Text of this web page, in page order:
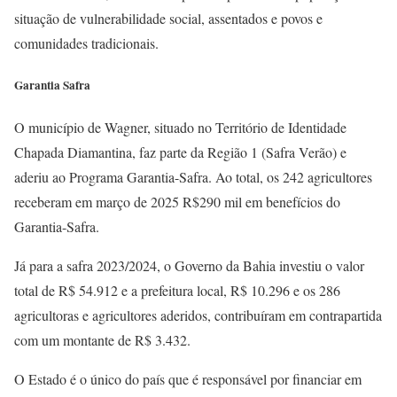
situação de vulnerabilidade social, assentados e povos e
comunidades tradicionais.
Garantia Safra
O município de Wagner, situado no Território de Identidade
Chapada Diamantina, faz parte da Região 1 (Safra Verão) e
aderiu ao Programa Garantia-Safra. Ao total, os 242 agricultores
receberam em março de 2025 R$290 mil em benefícios do
Garantia-Safra.
Já para a safra 2023/2024, o Governo da Bahia investiu o valor
total de R$ 54.912 e a prefeitura local, R$ 10.296 e os 286
agricultoras e agricultores aderidos, contribuíram em contrapartida
com um montante de R$ 3.432.
O Estado é o único do país que é responsável por financiar em